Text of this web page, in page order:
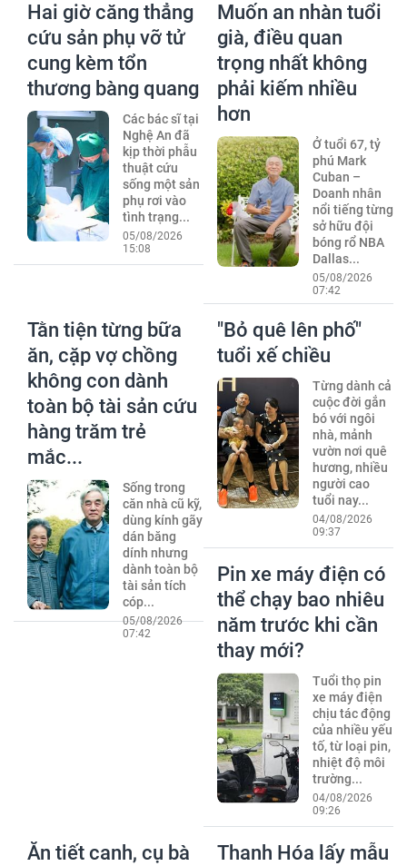
Hai giờ căng thẳng
cứu sản phụ vỡ tử
cung kèm tổn
thương bàng quang
Các bác sĩ tại
Nghệ An đã
kịp thời phẫu
thuật cứu
sống một sản
phụ rơi vào
tình trạng...
05/08/2026
15:08
Muốn an nhàn tuổi
già, điều quan
trọng nhất không
phải kiếm nhiều
hơn
Ở tuổi 67, tỷ
phú Mark
Cuban –
Doanh nhân
nổi tiếng từng
sở hữu đội
bóng rổ NBA
Dallas...
05/08/2026
07:42
Tằn tiện từng bữa
ăn, cặp vợ chồng
không con dành
toàn bộ tài sản cứu
hàng trăm trẻ
mắc...
Sống trong
căn nhà cũ kỹ,
dùng kính gãy
dán băng
dính nhưng
dành toàn bộ
tài sản tích
cóp...
05/08/2026
07:42
"Bỏ quê lên phố"
tuổi xế chiều
Từng dành cả
cuộc đời gắn
bó với ngôi
nhà, mảnh
vườn nơi quê
hương, nhiều
người cao
tuổi nay...
04/08/2026
09:37
Pin xe máy điện có
thể chạy bao nhiêu
năm trước khi cần
thay mới?
Tuổi thọ pin
xe máy điện
chịu tác động
của nhiều yếu
tố, từ loại pin,
nhiệt độ môi
trường...
04/08/2026
09:26
Ăn tiết canh, cụ bà
Thanh Hóa lấy mẫu